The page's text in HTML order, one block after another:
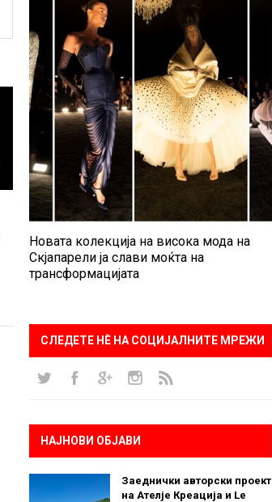
Новата колекција на висока мода на
Скјапарели ја слави моќта на
трансформацијата
СЛЕДЕТЕ НÈ НА СОЦИЈАЛНИТЕ МРЕЖИ
НАЈНОВИ ОБЈАВИ
Заеднички авторски проект
на Ателје Креација и Le